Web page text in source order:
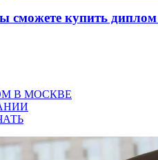
купить диплом
В МОСКВЕ